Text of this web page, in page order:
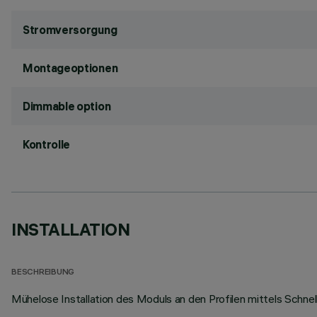
Stromversorgung
Montageoptionen
Dimmable option
Kontrolle
INSTALLATION
BESCHREIBUNG
Mühelose Installation des Moduls an den Profilen mittels